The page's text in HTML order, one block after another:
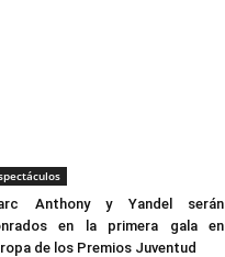
Anthony y Yandel serán
en la primera gala en
de los Premios Juventud